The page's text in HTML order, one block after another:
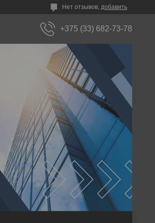
Нет отзывов, добавить
+375 (33) 682-73-78